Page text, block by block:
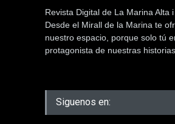
Revista Digital de La Marina Alta i
Desde el Mirall de la Marina te
nuestro espacio, porque solo tú
protagonista de nuestras historias.
Siguenos en: